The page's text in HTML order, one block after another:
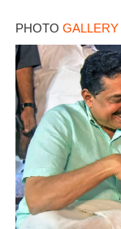
PHOTO GALLERY